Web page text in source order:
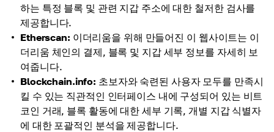
하는 특정 블록 및 관련 지갑 주소에 대한 철저한 검사를
제공합니다.
Etherscan: 이더리움을 위해 만들어진 이 웹사이트는 이
더리움 체인의 결제, 블록 및 지갑 세부 정보를 자세히 보
여줍니다.
Blockchain.info: 초보자와 숙련된 사용자 모두를 만족시
킬 수 있는 직관적인 인터페이스 내에 구성되어 있는 비트
코인 거래, 블록 활동에 대한 세부 기록, 개별 지갑 식별자
에 대한 포괄적인 분석을 제공합니다.